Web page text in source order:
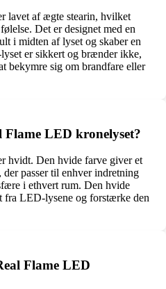
lavet af ægte stearin, hvilket
Det er designet med en
i midten af lyset og skaber en
er sikkert og brænder ikke,
bekymre sig om brandfare eller
LED kronelyset?
hvidt. Den hvide farve giver et
passer til enhver indretning
i ethvert rum. Den hvide
fra LED-lysene og forstærke den
Flame LED